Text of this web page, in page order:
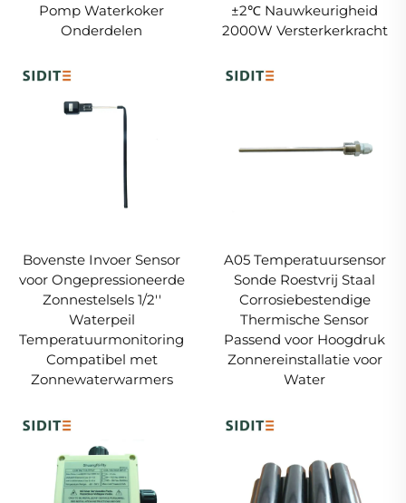
Pomp Waterkoker
Onderdelen
±2℃ Nauwkeurigheid
2000W Versterkerkracht
Bovenste Invoer Sensor
voor Ongepressioneerde
Zonnestelsels 1/2''
Waterpeil
Temperatuurmonitoring
Compatibel met
Zonnewaterwarmers
A05 Temperatuursensor
Sonde Roestvrij Staal
Corrosiebestendige
Thermische Sensor
Passend voor Hoogdruk
Zonnereinstallatie voor
Water